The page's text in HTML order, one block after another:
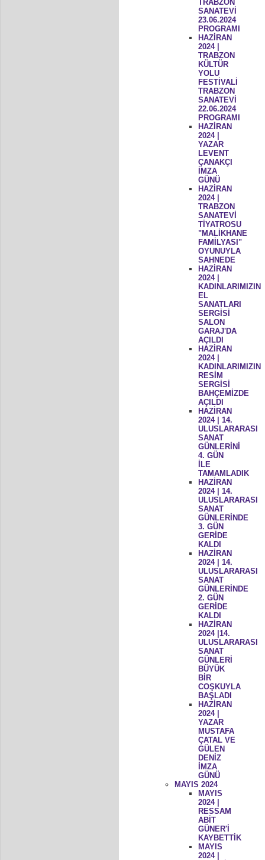
TRABZON
SANATEVİ
23.06.2024
PROGRAMI
HAZİRAN
2024 |
TRABZON
KÜLTÜR
YOLU
FESTİVALİ
TRABZON
SANATEVİ
22.06.2024
PROGRAMI
HAZİRAN
2024 |
YAZAR
LEVENT
ÇANAKÇI
İMZA
GÜNÜ
HAZİRAN
2024 |
TRABZON
SANATEVİ
TİYATROSU
"MALİKHANE
FAMİLYASI"
OYUNUYLA
SAHNEDE
HAZİRAN
2024 |
KADINLARIMIZIN
EL
SANATLARI
SERGİSİ
SALON
GARAJ'DA
AÇILDI
HAZİRAN
2024 |
KADINLARIMIZIN
RESİM
SERGİSİ
BAHÇEMİZDE
AÇILDI
HAZİRAN
2024 | 14.
ULUSLARARASI
SANAT
GÜNLERİNİ
4. GÜN
İLE
TAMAMLADIK
HAZİRAN
2024 | 14.
ULUSLARARASI
SANAT
GÜNLERİNDE
3. GÜN
GERİDE
KALDI
HAZİRAN
2024 | 14.
ULUSLARARASI
SANAT
GÜNLERİNDE
2. GÜN
GERİDE
KALDI
HAZİRAN
2024 |14.
ULUSLARARASI
SANAT
GÜNLERİ
BÜYÜK
BİR
COŞKUYLA
BAŞLADI
HAZİRAN
2024 |
YAZAR
MUSTAFA
ÇATAL VE
GÜLEN
DENİZ
İMZA
GÜNÜ
MAYIS 2024
MAYIS
2024 |
RESSAM
ABİT
GÜNER'İ
KAYBETTİK
MAYIS
2024 |